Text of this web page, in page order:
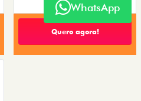
Quero agora!
WhatsApp